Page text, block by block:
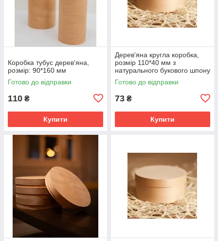
Коробка тубус дерев'яна,
розмір: 90*160 мм
Готово до відправки
110 ₴
Купити
Дерев'яна кругла коробка,
розмір 110*40 мм з
натурального букового шпону
Готово до відправки
73 ₴
Купити